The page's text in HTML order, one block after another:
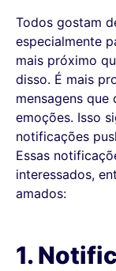
Todos gostam
especialmente
mais próximo
disso. É mais
mensagens que
emoções. Isso
notificações
Essas
interessados,
amados:
1.